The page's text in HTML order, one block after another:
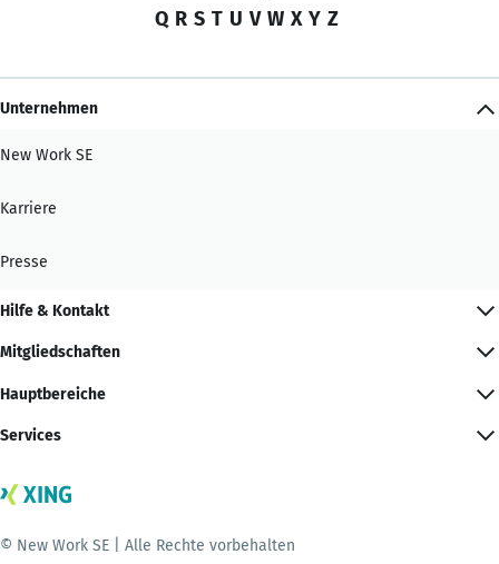
Q R S T U V W X Y Z
Unternehmen
New Work SE
Karriere
Presse
Hilfe & Kontakt
Mitgliedschaften
Hauptbereiche
Services
© New Work SE | Alle Rechte vorbehalten